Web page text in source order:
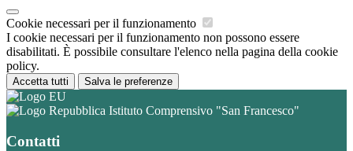
Cookie necessari per il funzionamento
I cookie necessari per il funzionamento non possono essere
disabilitati. È possibile consultare l'elenco nella pagina della cookie
policy.
Accetta tutti Salva le preferenze
Istituto Comprensivo "San Francesco"
Contatti